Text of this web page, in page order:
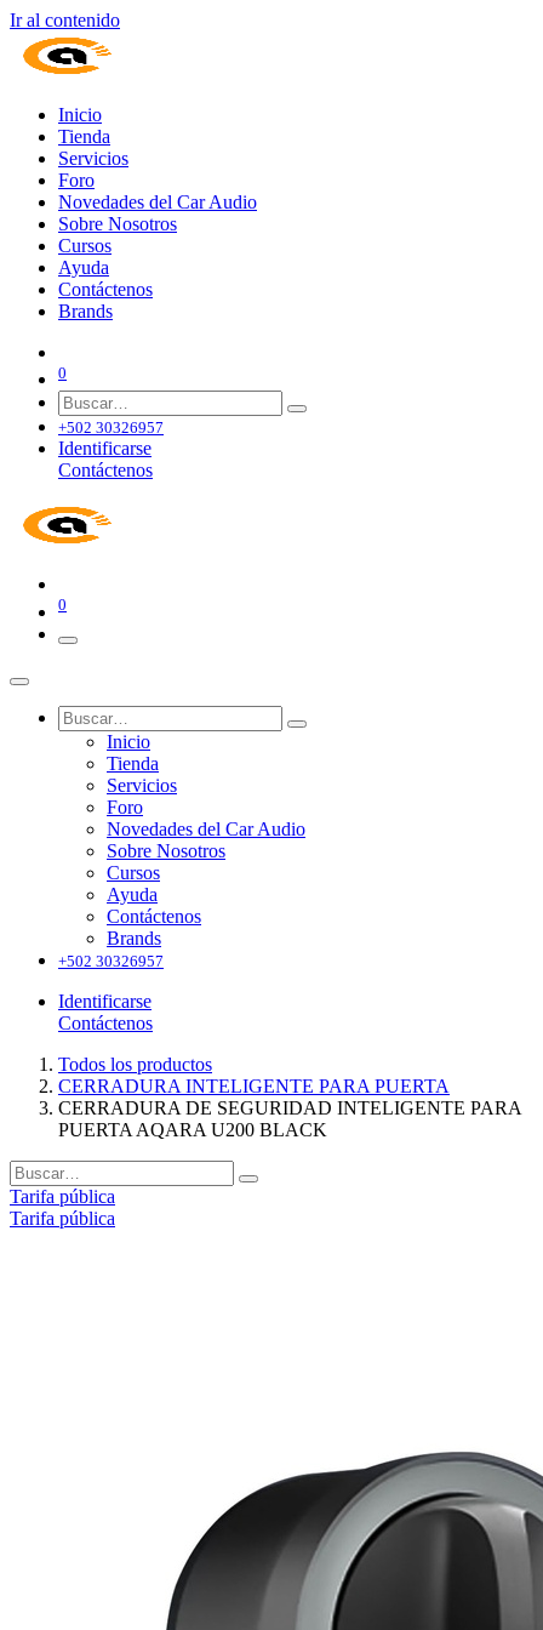
Ir al contenido
Inicio
Tienda
Servicios
Foro
Novedades del Car Audio
Sobre Nosotros
Cursos
Ayuda
Contáctenos
Brands
0
+502 30326957
Identificarse
Contáctenos
0
Inicio
Tienda
Servicios
Foro
Novedades del Car Audio
Sobre Nosotros
Cursos
Ayuda
Contáctenos
Brands
+502 30326957
Identificarse
Contáctenos
Todos los productos
CERRADURA INTELIGENTE PARA PUERTA
CERRADURA DE SEGURIDAD INTELIGENTE PARA
PUERTA AQARA U200 BLACK
Tarifa pública
Tarifa pública